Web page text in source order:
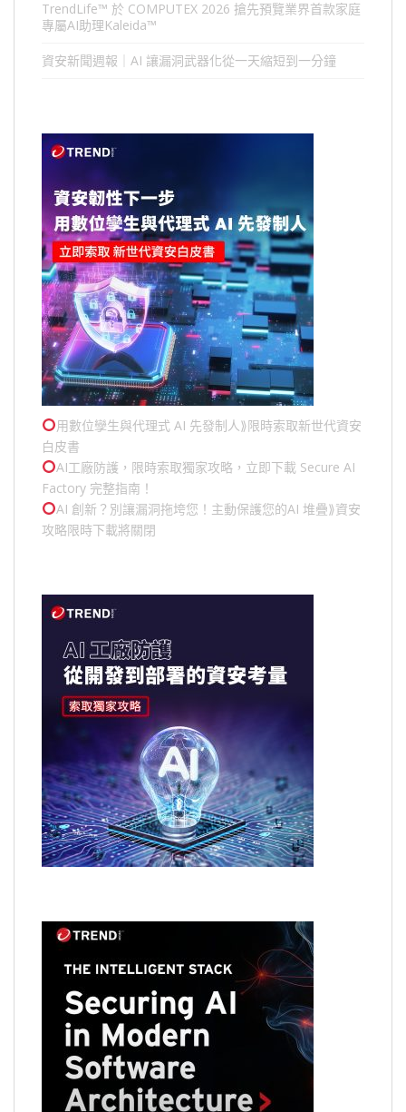
TrendLife™ 於 COMPUTEX 2026 搶先預覽業界首款家庭
專屬AI助理Kaleida™
資安新聞週報｜AI 讓漏洞武器化從一天縮短到一分鐘
用數位孿生與代理式 AI 先發制人⟫限時索取新世代資安
白皮書
AI工廠防護，限時索取獨家攻略，立即下載 Secure AI
Factory 完整指南！
AI 創新？別讓漏洞拖垮您！主動保護您的AI 堆疊⟫資安
攻略限時下載將關閉